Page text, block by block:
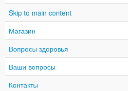
Skip to main content
Магазин
Вопросы здоровья
Ваши вопросы
Контакты